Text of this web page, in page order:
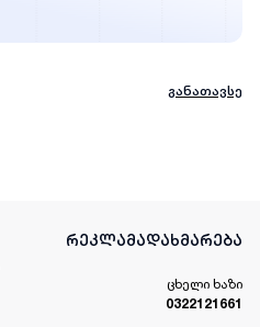
განათავსე
რეკლამადახმარება
ცხელი ხაზი
0322121661